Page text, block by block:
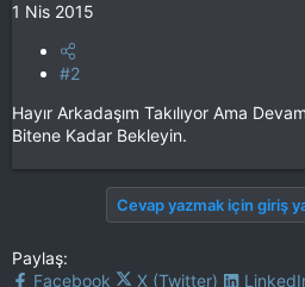
1 Nis 2015
#2
Hayır Arkadaşım Takılıyor Ama
Bitene Kadar Bekleyin.
Cevap yazmak için giriş
Paylaş:
Facebook
X (Twitter)